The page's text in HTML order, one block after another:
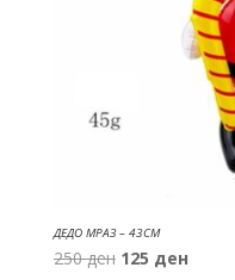
ДЕДО МРАЗ – 43СМ
250ден Original
125 денCurrent